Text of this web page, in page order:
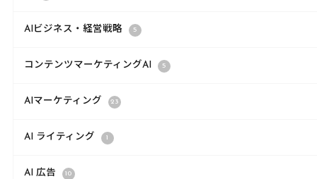
AIビジネス・経営戦略 5
コンテンツマーケティングAI 5
AIマーケティング 23
AI ライティング 1
AI 広告 10